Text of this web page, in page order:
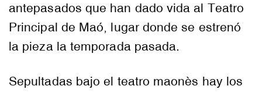
antepasados que han dado vida al Teatro
Principal de Maó, lugar donde se estrenó
la pieza la temporada pasada.
Sepultadas bajo el teatro maonès hay los